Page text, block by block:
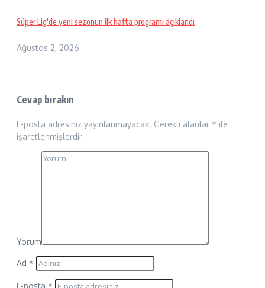
Süper Lig'de yeni sezonun ilk hafta programı açıklandı
Ağustos 2, 2026
Cevap bırakın
E-posta adresiniz yayınlanmayacak. Gerekli alanlar * ile
işaretlenmişlerdir
Yorum
Ad *